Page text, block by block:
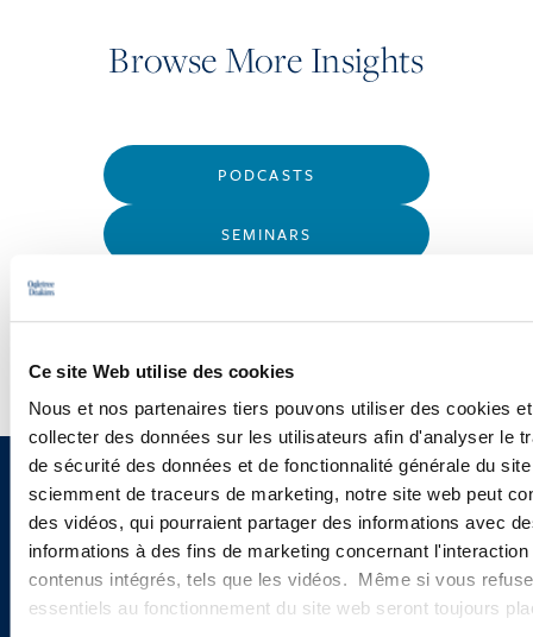
Ce site Web utilise des cookies
Nous et nos partenaires tiers pouvons utiliser des cookies
collecter des données sur les utilisateurs afin d'analyser le
de sécurité des données et de fonctionnalité générale du
sciemment de traceurs de marketing, notre site web peut
des vidéos, qui pourraient partager des informations avec
informations à des fins de marketing concernant
contenus intégrés, tels que les vidéos. Même si vous
essentiels au fonctionnement du site web seront toujours
Browse More Insights
PODCASTS
SEMINARS
Sign up to receive emails about
new developments and upcoming
programs.